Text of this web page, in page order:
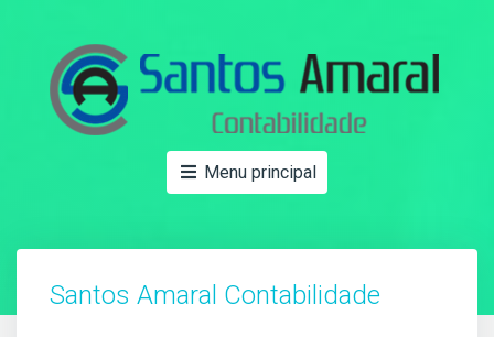
Menu principal
Santos Amaral Contabilidade